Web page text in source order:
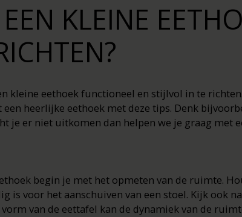
KLEINE
kleine eethoek functioneel en stijlvol in te
heerlijke eethoek met deze tips. Denk
je er niet uitkomen dan helpen we je graag met
begin je met het opmeten van de ruimte.
is voor het aanschuiven van een stoel. Kijk ook
van de eettafel kan de dynamiek van de